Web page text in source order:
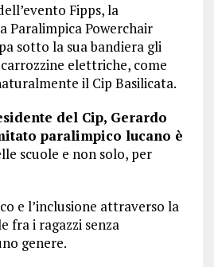
Fipps, la
Paralimpica Powerchair
sotto la sua bandiera gli
elettriche, come
il Cip Basilicata.
del Cip, Gerardo
paralimpico lucano è
scuole e non solo, per
e l’inclusione attraverso la
fra i ragazzi senza
genere.